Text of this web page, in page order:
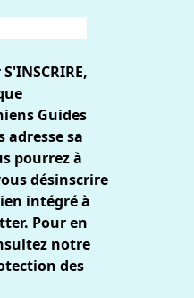
Guides
adresse sa
pourrez à
désinscrire
intégré à
Pour en
notre
des